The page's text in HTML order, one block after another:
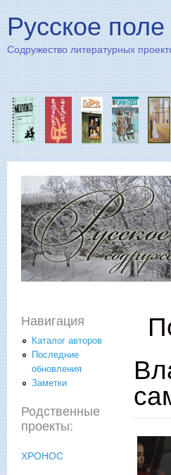
Русское поле
Содружество литературных
Навигация
Каталог авторов
Последние
обновления
Заметки
Родственные
проекты:
ХРОНОС